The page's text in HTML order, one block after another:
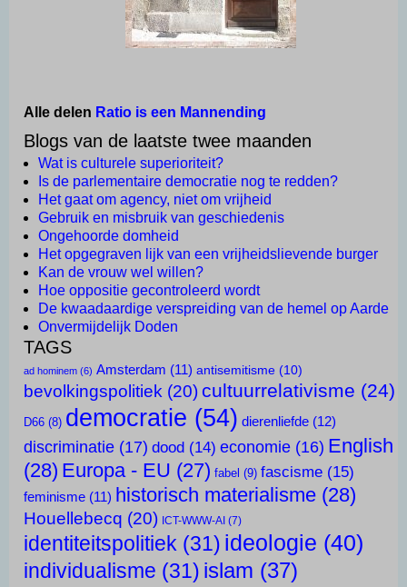
Alle delen Ratio is een Mannending
Blogs van de laatste twee maanden
Wat is culturele superioriteit?
Is de parlementaire democratie nog te redden?
Het gaat om agency, niet om vrijheid
Gebruik en misbruik van geschiedenis
Ongehoorde domheid
Het opgegraven lijk van een vrijheidslievende burger
Kan de vrouw wel willen?
Hoe oppositie gecontroleerd wordt
De kwaadaardige verspreiding van de hemel op Aarde
Onvermijdelijk Doden
TAGS
ad hominem (6) Amsterdam (11) antisemitisme (10)
bevolkingspolitiek (20) cultuurrelativisme (24)
D66 (8) democratie (54) dierenliefde (12)
discriminatie (17) dood (14) economie (16) English
(28) Europa - EU (27) fabel (9) fascisme (15)
feminisme (11) historisch materialisme (28)
Houellebecq (20) ICT-WWW-AI (7)
identiteitspolitiek (31) ideologie (40)
individualisme (31) islam (37)